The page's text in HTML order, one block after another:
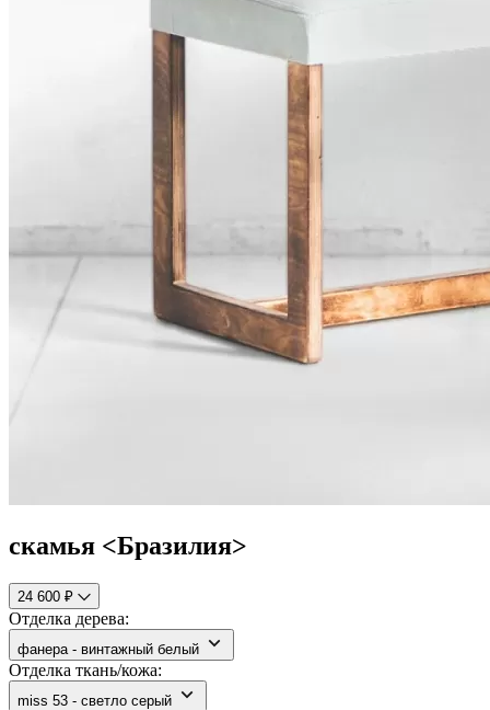
скамья <Бразилия>
24 600 ₽
Отделка дерева:
фанера - винтажный белый
Отделка ткань/кожа:
miss 53 - светло серый